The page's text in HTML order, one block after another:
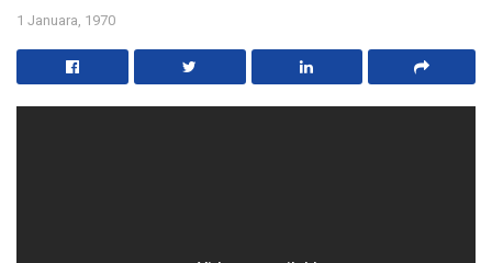
1 Januara, 1970